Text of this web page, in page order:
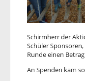
Schirmherr der
Schüler
Runde einen
An Spenden kam